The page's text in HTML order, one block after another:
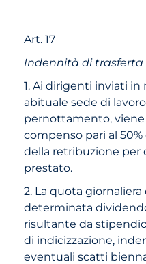
Art. 17
Indennità di trasferta
1. Ai dirigenti inviati in
abituale sede di
pernottamento,
compenso pari al
della retribuzione per
prestato.
2. La quota
determinata
risultante da
di indicizzazione,
eventuali scatti